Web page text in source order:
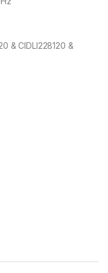
& CIDLI228120 &